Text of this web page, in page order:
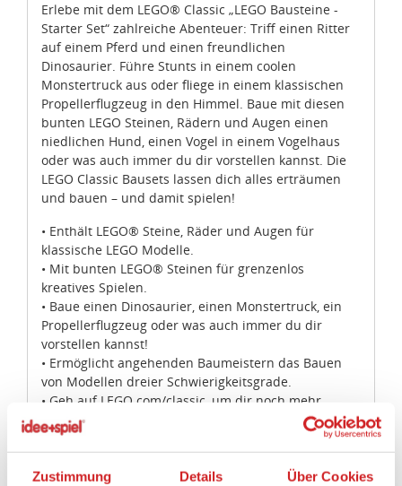
Zustimmung Details Über Cookies
Erlebe mit dem LEGO® Classic „LEGO Bausteine -
Starter Set“ zahlreiche Abenteuer: Triff einen Ritter
auf einem Pferd und einen freundlichen
Dinosaurier. Führe Stunts in einem coolen
Monstertruck aus oder fliege in einem klassischen
Propellerflugzeug in den Himmel. Baue mit diesen
bunten LEGO Steinen, Rädern und Augen einen
niedlichen Hund, einen Vogel in einem Vogelhaus
oder was auch immer du dir vorstellen kannst. Die
LEGO Classic Bausets lassen dich alles erträumen
und bauen – und damit spielen!
• Enthält LEGO® Steine, Räder und Augen für
klassische LEGO Modelle.
• Mit bunten LEGO® Steinen für grenzenlos
kreatives Spielen.
• Baue einen Dinosaurier, einen Monstertruck, ein
Propellerflugzeug oder was auch immer du dir
vorstellen kannst!
• Ermöglicht angehenden Baumeistern das Bauen
von Modellen dreier Schwierigkeitsgrade.
• Geh auf LEGO.com/classic, um dir noch mehr
Bauanleitungen, Bauideen und Anregungen zu
holen.
• Lass deiner Kreativität mit den LEGO® Classic Sets
freien Lauf!